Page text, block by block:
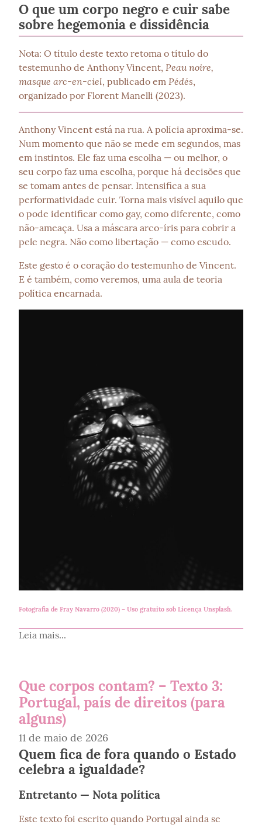
O que um corpo negro e cuir sabe
sobre hegemonia e dissidência
Nota: O título deste texto retoma o título do
testemunho de Anthony Vincent, Peau noire,
masque arc-en-ciel, publicado em Pédés,
organizado por Florent Manelli (2023).
Anthony Vincent está na rua. A polícia aproxima-se.
Num momento que não se mede em segundos, mas
em instintos. Ele faz uma escolha — ou melhor, o
seu corpo faz uma escolha, porque há decisões que
se tomam antes de pensar. Intensifica a sua
performatividade cuir. Torna mais visível aquilo que
o pode identificar como gay, como diferente, como
não-ameaça. Usa a máscara arco-íris para cobrir a
pele negra. Não como libertação — como escudo.
Este gesto é o coração do testemunho de Vincent.
E é também, como veremos, uma aula de teoria
política encarnada.
Fotografia de Fray Navarro (2020) – Uso gratuito sob Licença Unsplash.
Leia mais...
Que corpos contam? – Texto 3:
Portugal, país de direitos (para
alguns)
11 de maio de 2026
Quem fica de fora quando o Estado
celebra a igualdade?
Entretanto — Nota política
Este texto foi escrito quando Portugal ainda se